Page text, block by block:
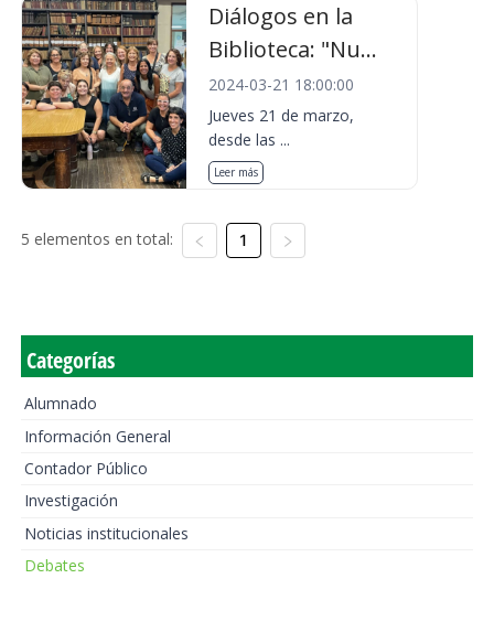
Diálogos en la
Biblioteca: "Nu...
2024-03-21 18:00:00
Jueves 21 de marzo,
desde las ...
Leer más
5 elementos en total: 1
Categorías
Alumnado
Información General
Contador Público
Investigación
Noticias institucionales
Debates